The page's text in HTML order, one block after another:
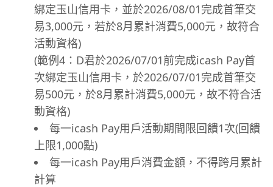
綁定玉山信用卡，並於2026/08/01完成首筆交
易3,000元，若於8月累計消費5,000元，故符合
活動資格)
(範例4：D君於2026/07/01前完成icash Pay首
次綁定玉山信用卡，於2026/07/01完成首筆交
易500元，於8月累計消費5,000元，故不符合活
動資格)
每一icash Pay用戶活動期間限回饋1次(回饋
上限1,000點)
每一icash Pay用戶消費金額，不得跨月累計
計算